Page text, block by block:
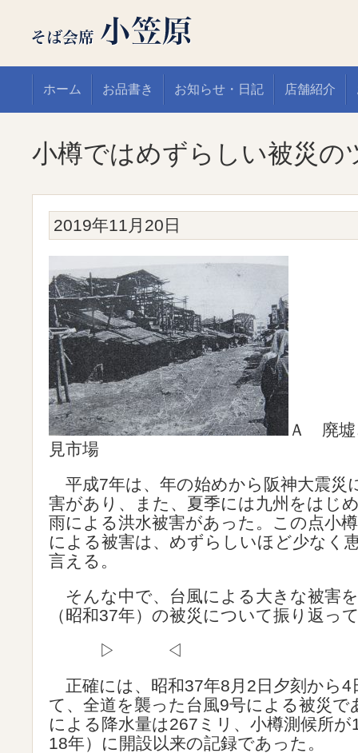
ホーム お品書き お知らせ・日記 店舗紹介
小樽ではめずらしい被災
2019年11月20日
Ａ 廃墟
見市場
平成7年は、年の始めから阪神大震災
害があり、また、夏季には九州をはじ
雨による洪水被害があった。この点小
による被害は、めずらしいほど少なく
言える。
そんな中で、台風による大きな被害
（昭和37年）の被災について振り返っ
▷ ◁
正確には、昭和37年8月2日夕刻から4
て、全道を襲った台風9号による被災で
による降水量は267ミリ、小樽測候所が
18年）に開設以来の記録であった。